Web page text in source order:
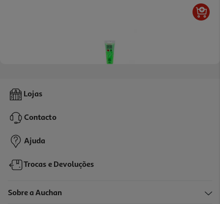
Tinta Acrílica Auchan Verde 120ml
3,69 €
Lojas
Contacto
Ajuda
Trocas e Devoluções
Sobre a Auchan